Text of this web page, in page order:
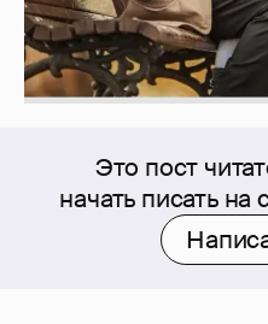
Это пост
начать писать